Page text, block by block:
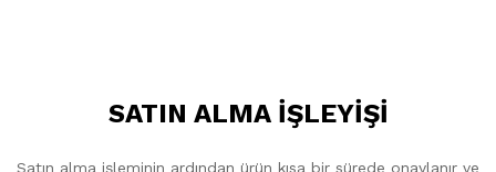
SATIN ALMA İŞLEYİŞİ
Satın alma işleminin ardından ürün kısa bir sürede onaylanır ve